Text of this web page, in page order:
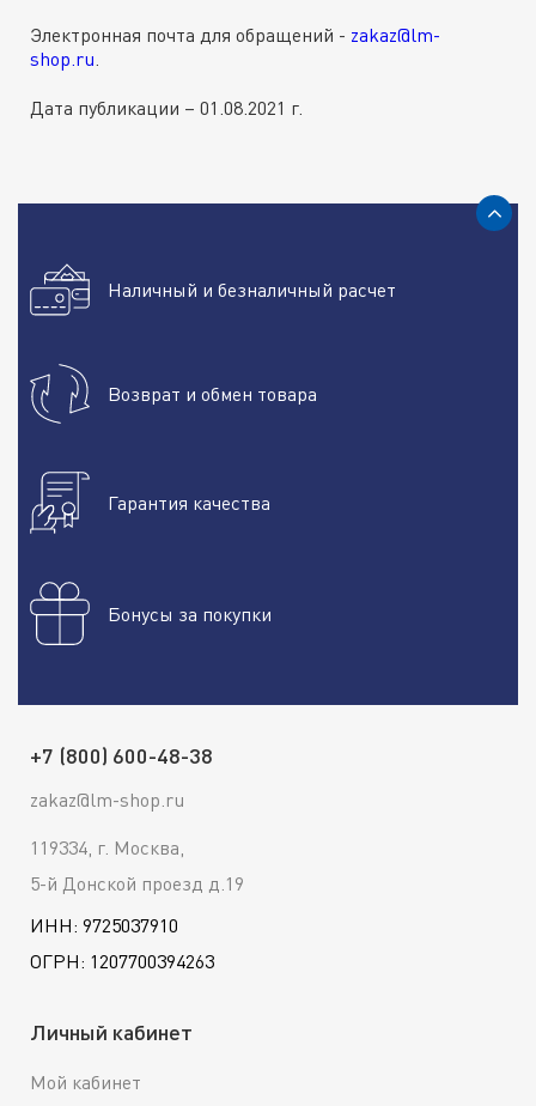
Электронная почта для обращений - zakaz@lm-
shop.ru
Дата публикации – 01.08.2021 г.
Наличный и безналичный расчет
Возврат и обмен товара
Гарантия качества
Бонусы за покупки
+7 (800) 600-48-38
zakaz@lm-shop.ru
119334, г. Москва,
5-й Донской проезд д.19
ИНН: 9725037910
ОГРН: 1207700394263
Личный кабинет
Мой кабинет